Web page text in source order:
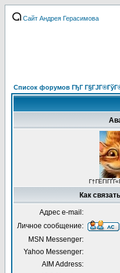
Сайт Андрея Герасимова
Список форумов ГђГ
Как
Адрес e-mail:
Личное сообщение:
MSN Messenger:
Yahoo Messenger:
AIM Address: